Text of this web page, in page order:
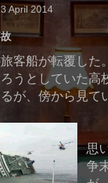
April 2014
客船が転覆した
うとしていた高
が、傍から見て
思
争